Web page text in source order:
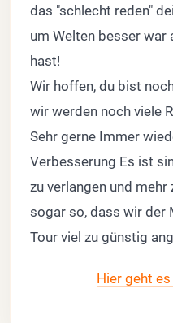
das "schlecht reden"
um Welten besser war
hast!
Wir hoffen, du bist
wir werden noch viele
Sehr gerne Immer
Verbesserung Es ist
zu verlangen und
sogar so, dass wir der
Tour viel zu günstig
Hier geht